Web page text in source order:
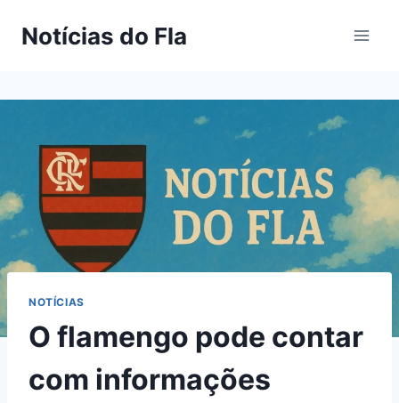
paraNotícias do Fla
NOTÍCIAS
O flamengo pode contar
com informações